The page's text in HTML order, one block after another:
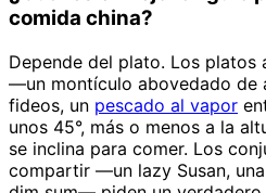
comida china?
Depende del plato. Los platos
—un montículo abovedado de
fideos, un pescado al vapor
unos 45°, más o menos a la
se inclina para comer. Los
compartir —un lazy Susan,